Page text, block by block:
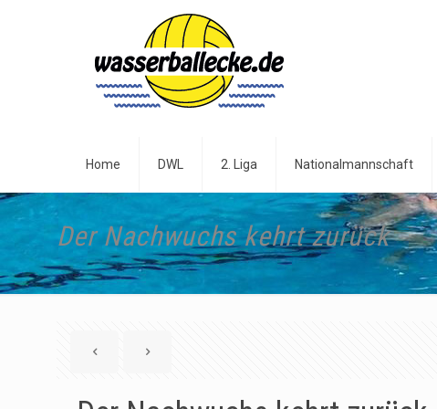
Home DWL 2. Liga Nationalmannschaft
Der Nachwuchs kehrt zurück